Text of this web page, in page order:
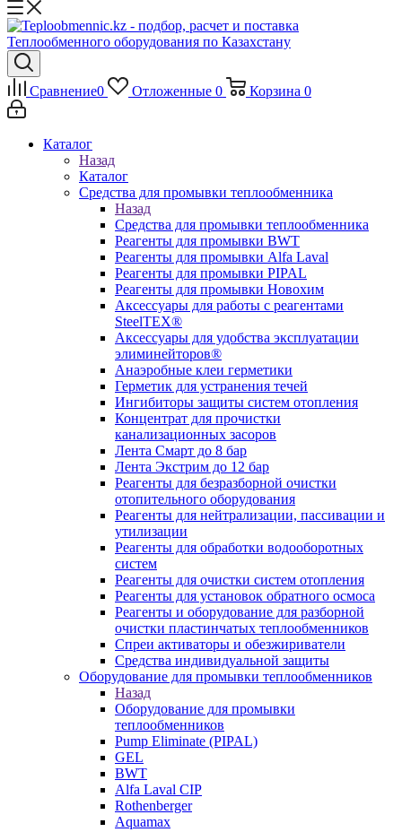
Сравнение0 Отложенные 0 Корзина 0
Каталог
Назад
Каталог
Средства для промывки теплообменника
Назад
Средства для промывки теплообменника
Реагенты для промывки BWT
Реагенты для промывки Alfa Laval
Реагенты для промывки PIPAL
Реагенты для промывки Новохим
Аксессуары для работы с реагентами
SteelTEX®
Аксессуары для удобства эксплуатации
элиминейторов®
Анаэробные клеи герметики
Герметик для устранения течей
Ингибиторы защиты систем отопления
Концентрат для прочистки
канализационных засоров
Лента Смарт до 8 бар
Лента Экстрим до 12 бар
Реагенты для безразборной очистки
отопительного оборудования
Реагенты для нейтрализации, пассивации и
утилизации
Реагенты для обработки водооборотных
систем
Реагенты для очистки систем отопления
Реагенты для установок обратного осмоса
Реагенты и оборудование для разборной
очистки пластинчатых теплообменников
Спреи активаторы и обезжириватели
Средства индивидуальной защиты
Оборудование для промывки теплообменников
Назад
Оборудование для промывки
теплообменников
Pump Eliminate (PIPAL)
GEL
BWT
Alfa Laval CIP
Rothenberger
Aquamax